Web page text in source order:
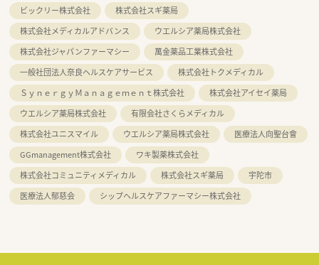
ビックリー株式会社
株式会社スギ薬局
株式会社メディカルアドバンス
ウエルシア薬局株式会社
株式会社ジャパンファーマシー
萬金薬品工業株式会社
一般社団法人奈良ヘルスケアサービス
株式会社トクメディカル
ＳｙｎｅｒｇｙＭａｎａｇｅｍｅｎｔ株式会社
株式会社アイセイ薬局
ウエルシア薬局株式会社
有限会社さくらメディカル
株式会社ユニスマイル
ウエルシア薬局株式会社
医療法人向聖台會
GGmanagement株式会社
ワキ製薬株式会社
株式会社コミュニティメディカル
株式会社スギ薬局
宇陀市
医療法人郁慈会
シップヘルスケアファーマシー株式会社